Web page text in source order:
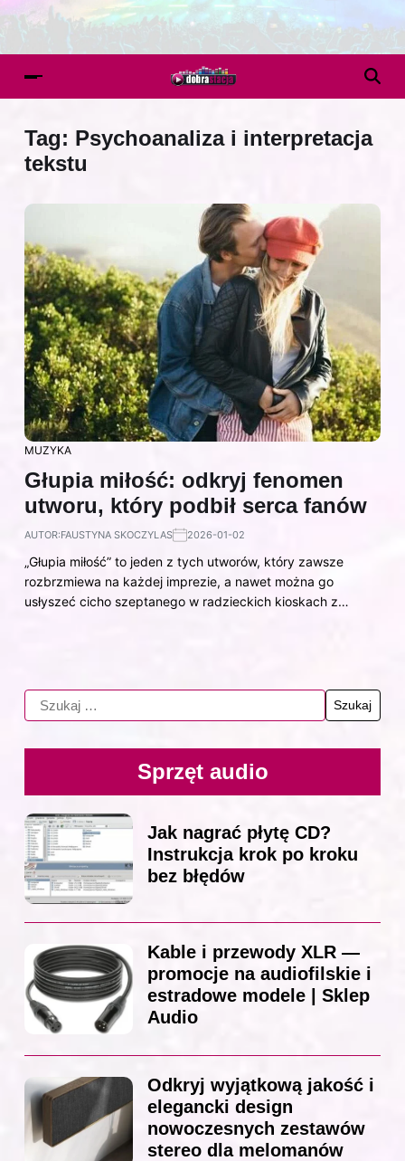
Tag: Psychoanaliza i interpretacja
tekstu
MUZYKA
Głupia miłość: odkryj fenomen
utworu, który podbił serca fanów
AUTOR:FAUSTYNA SKOCZYLAS 2026-01-02
„Głupia miłość” to jeden z tych utworów, który zawsze
rozbrzmiewa na każdej imprezie, a nawet można go
usłyszeć cicho szeptanego w radzieckich kioskach z…
Sprzęt audio
Jak nagrać płytę CD?
Instrukcja krok po kroku
bez błędów
Kable i przewody XLR —
promocje na audiofilskie i
estradowe modele | Sklep
Audio
Odkryj wyjątkową jakość i
elegancki design
nowoczesnych zestawów
stereo dla melomanów